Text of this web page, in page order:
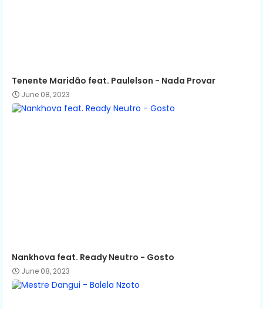
Tenente Maridão feat. Paulelson - Nada Provar
June 08, 2023
Nankhova feat. Ready Neutro - Gosto
June 08, 2023